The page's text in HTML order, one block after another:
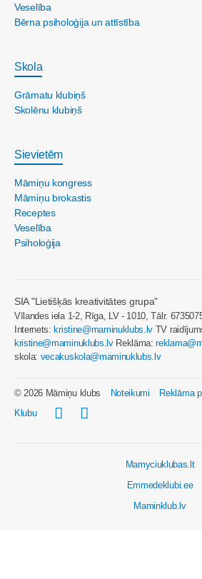
Veselība
Bērna psiholoģija un attīstība
Skola
Grāmatu klubiņš
Skolēnu klubiņš
Sievietēm
Māmiņu kongress
Māmiņu brokastis
Receptes
Veselība
Psiholoģija
SIA "Lietišķās kreativitātes grupa"
Vīlandes iela 1-2, Rīga, LV - 1010, Tālr.
Internets:kristine@maminuklubs.lv TV
kristine@maminuklubs.lvReklāma:
skola: vecakuskola@maminuklubs.lv
© 2026 Māmiņu klubs Noteikumi Reklāma
Klubu
Mamyciuklubas.lt
Emmedeklubi.ee
Maminklub.lv